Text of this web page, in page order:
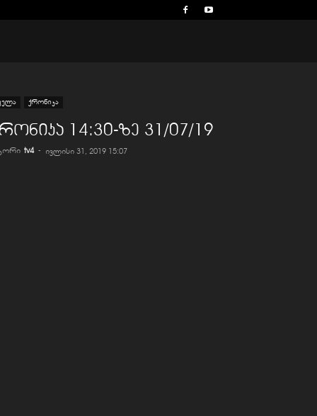
ქრონიკა
14:30-ზე 31/07/19
tv4 - ივლისი 31, 2019 15:07